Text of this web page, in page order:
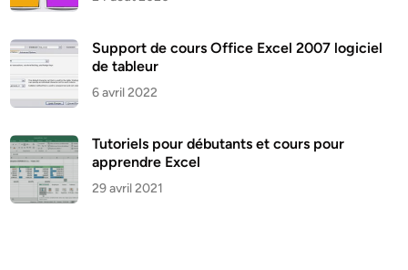
Support de cours Office Excel 2007 logiciel
de tableur
6 avril 2022
Tutoriels pour débutants et cours pour
apprendre Excel
29 avril 2021